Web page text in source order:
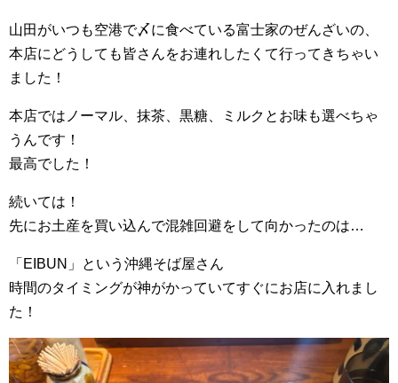
山田がいつも空港で〆に食べている富士家のぜんざいの、
本店にどうしても皆さんをお連れしたくて行ってきちゃい
ました！
本店ではノーマル、抹茶、黒糖、ミルクとお味も選べちゃ
うんです！
最高でした！
続いては！
先にお土産を買い込んで混雑回避をして向かったのは…
「EIBUN」という沖縄そば屋さん
時間のタイミングが神がかっていてすぐにお店に入れまし
た！